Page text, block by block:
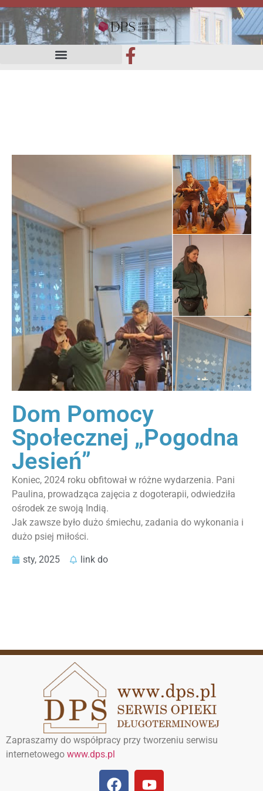
Dom Pomocy
Społecznej „Pogodna
Jesień”
Koniec, 2024 roku obfitował w różne wydarzenia. Pani
Paulina, prowadząca zajęcia z dogoterapii, odwiedziła
ośrodek ze swoją Indią.
Jak zawsze było dużo śmiechu, zadania do wykonania i
dużo psiej miłości.
sty, 2025 link do
Zapraszamy do współpracy przy tworzeniu serwisu
internetowego www.dps.pl